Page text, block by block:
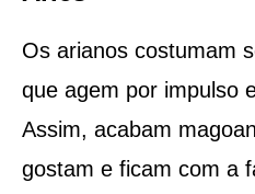
Os arianos costumam
que agem por impulso
Assim, acabam
gostam e ficam com a